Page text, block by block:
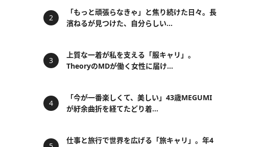
「もっと頑張らなきゃ」と焦り続けた日々。長
濱ねるが見つけた、自分らしい...
上質な一着が私を支える「服キャリ」。
TheoryのMDが働く女性に届け...
「今が一番楽しくて、美しい」43歳MEGUMI
が紆余曲折を経てたどり着...
仕事と旅行で世界を広げる「旅キャリ」。年4